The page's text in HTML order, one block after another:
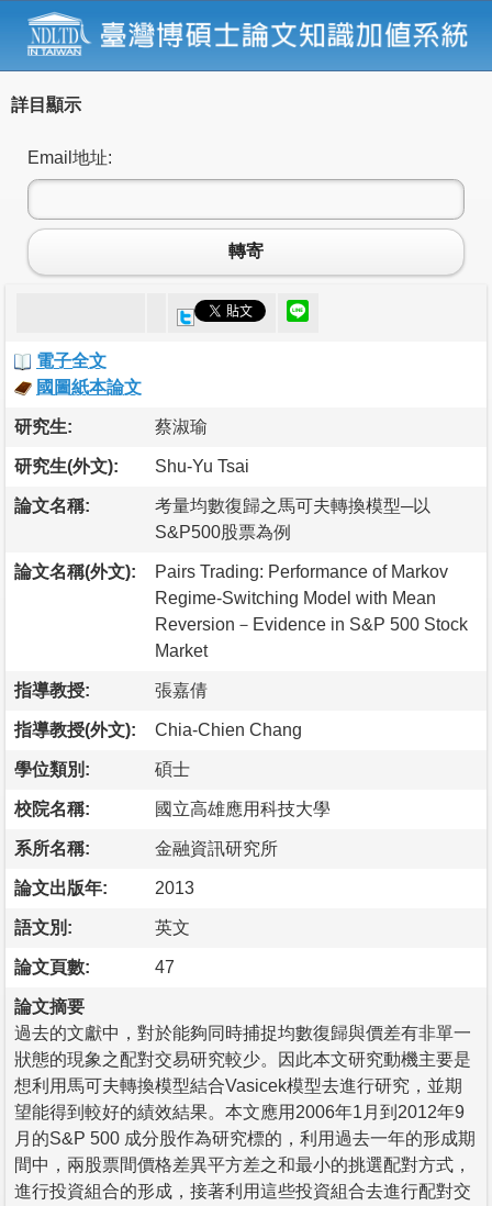
詳目顯示
Email地址:
轉寄
電子全文
國圖紙本論文
研究生: 蔡淑瑜
研究生(外文): Shu-Yu Tsai
論文名稱:
考量均數復歸之馬可夫轉換模型─以
S&P500股票為例
論文名稱(外文):
Pairs Trading: Performance of Markov
Regime-Switching Model with Mean
Reversion－Evidence in S&P 500 Stock
Market
指導教授: 張嘉倩
指導教授(外文): Chia-Chien Chang
學位類別: 碩士
校院名稱: 國立高雄應用科技大學
系所名稱: 金融資訊研究所
論文出版年: 2013
語文別: 英文
論文頁數: 47
論文摘要
過去的文獻中，對於能夠同時捕捉均數復歸與價差有非單一
狀態的現象之配對交易研究較少。因此本文研究動機主要是
想利用馬可夫轉換模型結合Vasicek模型去進行研究，並期
望能得到較好的績效結果。本文應用2006年1月到2012年9
月的S&P 500 成分股作為研究標的，利用過去一年的形成期
間中，兩股票間價格差異平方差之和最小的挑選配對方式，
進行投資組合的形成，接著利用這些投資組合去進行配對交